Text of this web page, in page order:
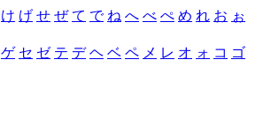
け げ せ ぜ て で ね へ べ ぺ め れ お ぉ
ゲ セ ゼ テ デ ヘ ベ ペ メ レ オ ォ コ ゴ